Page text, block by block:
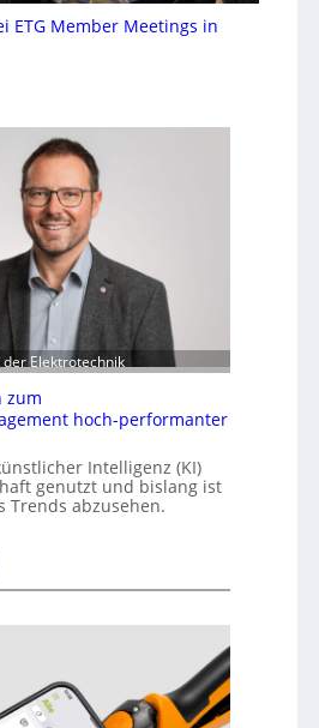
ETG Member Meetings in
der Elektrotechnik
zum
hoch-performanter
Intelligenz (KI)
genutzt und bislang ist
Trends abzusehen.